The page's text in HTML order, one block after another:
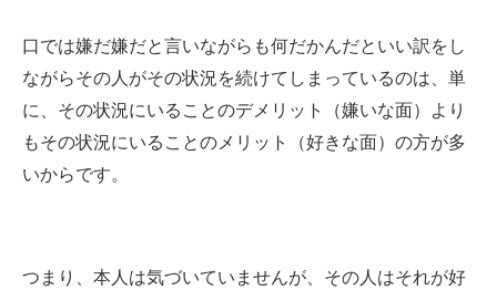
口では嫌だ嫌だと言いながらも何だかんだといい訳をし
ながらその人がその状況を続けてしまっているのは、単
に、その状況にいることのデメリット（嫌いな面）より
もその状況にいることのメリット（好きな面）の方が多
いからです。
つまり、本人は気づいていませんが、その人はそれが好